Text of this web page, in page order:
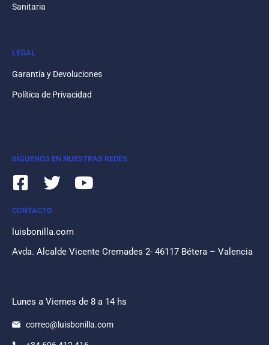
Sanitaria
LEGAL
Garantía y Devoluciones
Política de Privacidad
SÍGUENOS EN NUESTRAS REDES
CONTACTO
luisbonilla.com
Avda. Alcalde Vicente Cremades 2- 46117 Bétera – Valencia
Lunes a Viernes de 8 a 14 hs
correo@luisbonilla.com